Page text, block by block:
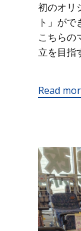
初のオリ
ト」が
こちらの
立を目指
Read